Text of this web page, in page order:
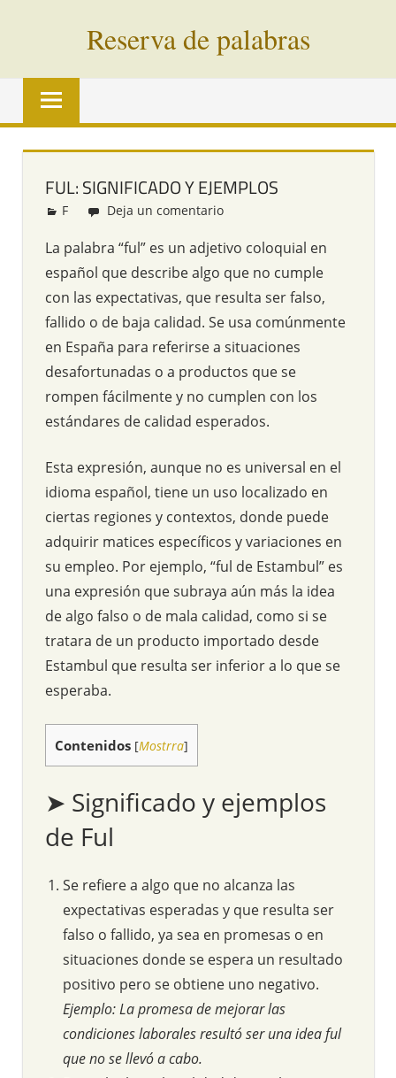
Reserva de palabras
Palabras
vías
todo
mundo
FUL: SIGNIFICADO Y EJEMPLOS
Redacción
F Deja un comentario
La palabra “ful” es un adjetivo coloquial en
español que describe algo que no cumple
con las expectativas, que resulta ser falso,
fallido o de baja calidad. Se usa comúnmente
en España para referirse a situaciones
desafortunadas o a productos que se
rompen fácilmente y no cumplen con los
estándares de calidad esperados.
Esta expresión, aunque no es universal en el
idioma español, tiene un uso localizado en
ciertas regiones y contextos, donde puede
adquirir matices específicos y variaciones en
su empleo. Por ejemplo, “ful de Estambul” es
una expresión que subraya aún más la idea
de algo falso o de mala calidad, como si se
tratara de un producto importado desde
Estambul que resulta ser inferior a lo que se
esperaba.
Contenidos [Mostrra]
➤ Significado y ejemplos
de Ful
Se refiere a algo que no alcanza las
expectativas esperadas y que resulta ser
falso o fallido, ya sea en promesas o en
situaciones donde se espera un resultado
positivo pero se obtiene uno negativo.
Ejemplo: La promesa de mejorar las
condiciones laborales resultó ser una idea ful
que no se llevó a cabo.